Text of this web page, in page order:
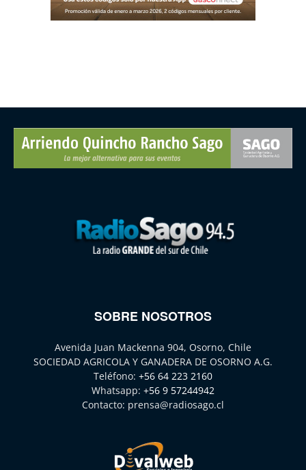
SOBRE NOSOTROS
Avenida Juan Mackenna 904, Osorno, Chile
SOCIEDAD AGRICOLA Y GANADERA DE OSORNO A.G.
Teléfono: +56 64 223 2160
Whatsapp: +56 9 57244942
Contacto: prensa@radiosago.cl